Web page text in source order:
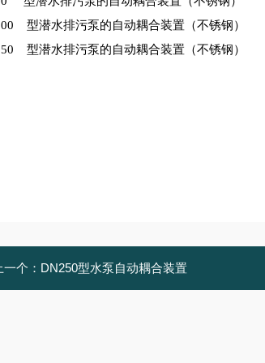
型潜水排污泵的自动耦合装置（不锈钢）
型潜水排污泵的自动耦合装置（不锈钢）
一个： DN250型水泵自动耦合装置